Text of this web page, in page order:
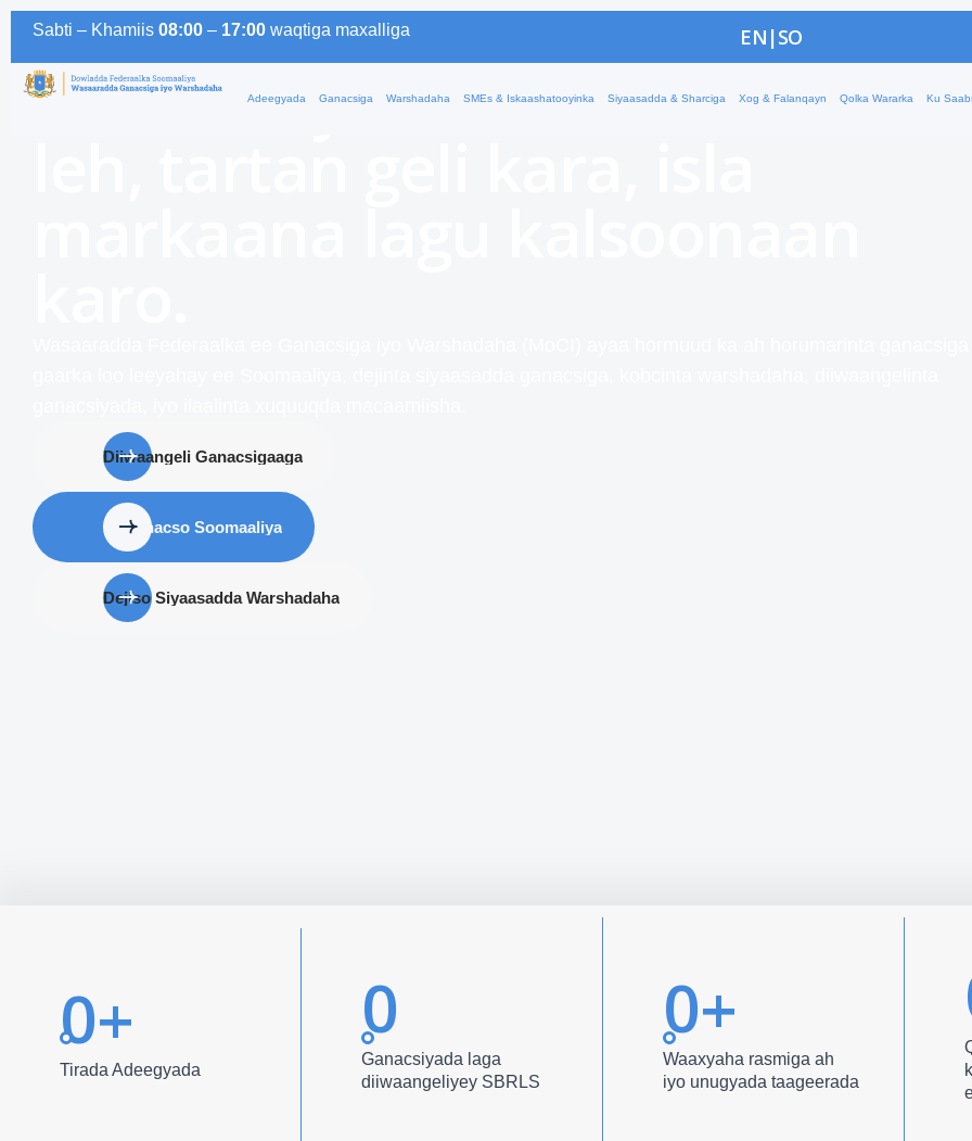
Sabti – Khamiis 08:00 – 17:00 waqtiga maxalliga EN | SO
Adeegyada Ganacsiga Warshadaha SMEs & Iskaashatooyinka Siyaasadda & Sharciga Xog & Falanqayn Qolka Wararka Ku
Horumarinta dhaqaale
Soomaaliyeed oo wax soo saar
Diiwaangeli Ganacsigaaga
La ganacso Soomaaliya
Dejiso Siyaasadda Warshadaha
0+
Tirada Adeegyada
0
Ganacsiyada laga
diiwaangeliyey SBRLS
0+
Waaxyaha rasmiga ah
iyo unugyada taageerada